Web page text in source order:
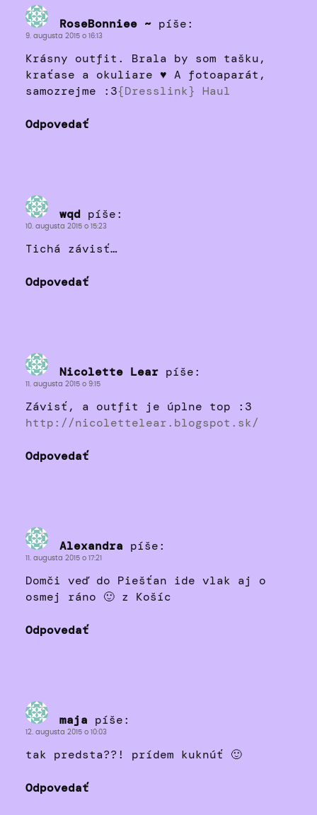
RoseBonniee ~ píše:
9. augusta 2015 o 16:13
Krásny outfit. Brala by som tašku,
kraťase a okuliare ♥ A fotoaparát,
samozrejme :3{Dresslink} Haul
Odpovedať
wqd píše:
10. augusta 2015 o 15:23
Tichá závisť…
Odpovedať
Nicolette Lear píše:
11. augusta 2015 o 9:15
Závisť, a outfit je úplne top :3
http://nicolettelear.blogspot.sk/
Odpovedať
Alexandra píše:
11. augusta 2015 o 17:21
Domči veď do Piešťan ide vlak aj o
osmej ráno 🙂 z Košíc
Odpovedať
maja píše:
12. augusta 2015 o 10:03
tak predsta??! prídem kuknúť 🙂
Odpovedať